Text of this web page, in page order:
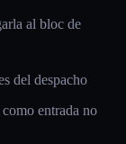
al bloc de
del despacho
entrada no